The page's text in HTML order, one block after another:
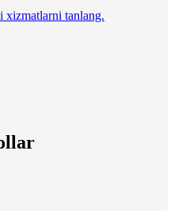
xizmatlarni tanlang.